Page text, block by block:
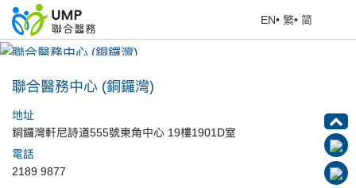
EN• 繁• 简
聯合醫務中心 (銅鑼灣)
聯合醫務中心 (銅鑼灣)
地址
銅鑼灣軒尼詩道555號東角中心 19樓1901D室
電話
2189 9877